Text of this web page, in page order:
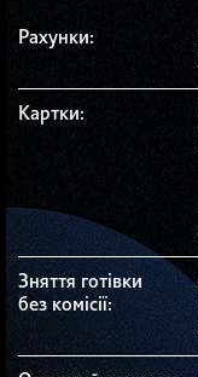
Рахунки:
Kартки:
Зняття готівки
без комісії: